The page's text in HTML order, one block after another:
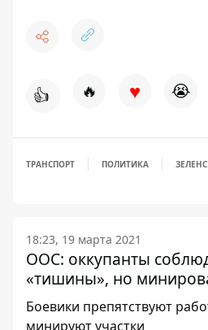
👍 🔥 ♥ 😭
ТРАНСПОРТ ПОЛИТИКА
18:23, 19 марта 2021
ООС: оккупанты
«тишины», но
Боевики препятствуют
минируют участки